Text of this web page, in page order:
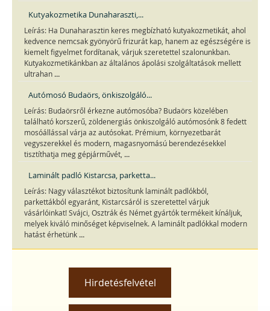
Kutyakozmetika Dunaharaszti,...
Leírás: Ha Dunaharasztin keres megbízható kutyakozmetikát, ahol
kedvence nemcsak gyönyörű frizurát kap, hanem az egészségére is
kiemelt figyelmet fordítanak, várjuk szeretettel szalonunkban.
Kutyakozmetikánkban az általános ápolási szolgáltatások mellett
ultrahan ...
Autómosó Budaörs, önkiszolgáló...
Leírás: Budaörsről érkezne autómosóba? Budaörs közelében
található korszerű, zöldenergiás önkiszolgáló autómosónk 8 fedett
mosóállással várja az autósokat. Prémium, környezetbarát
vegyszerekkel és modern, magasnyomású berendezésekkel
tisztíthatja meg gépjárművét, ...
Laminált padló Kistarcsa, parketta...
Leírás: Nagy választékot biztosítunk laminált padlókból,
parkettákból egyaránt, Kistarcsáról is szeretettel várjuk
vásárlóinkat! Svájci, Osztrák és Német gyártók termékeit kínáljuk,
melyek kiváló minőséget képviselnek. A laminált padlókkal modern
hatást érhetünk ...
Hirdetésfelvétel